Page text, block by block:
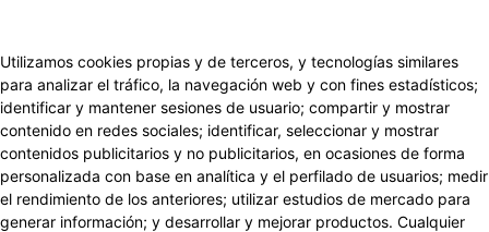
Utilizamos cookies propias y de terceros, y tecnologías similares
para analizar el tráfico, la navegación web y con fines estadísticos;
identificar y mantener sesiones de usuario; compartir y mostrar
contenido en redes sociales; identificar, seleccionar y mostrar
contenidos publicitarios y no publicitarios, en ocasiones de forma
personalizada con base en analítica y el perfilado de usuarios; medir
el rendimiento de los anteriores; utilizar estudios de mercado para
generar información; y desarrollar y mejorar productos. Cualquier